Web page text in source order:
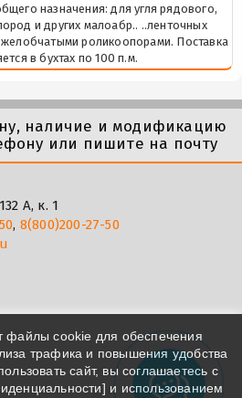
назначения: для угля рядового,
и других малоабр.. ..ленточных
желобчатыми роликоопорами. Поставка
в бухтах по 100 п.м.
наличие и модификацию
или пишите на почту
А, к. 1
, 8(800)200-27-50
файлы cookie для обеспечения
трафика и повышения удобства
сайт, вы соглашаетесь с
] и использованием